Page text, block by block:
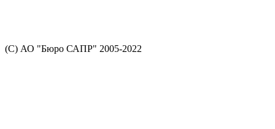
(С) АО "Бюро САПР" 2005-2022